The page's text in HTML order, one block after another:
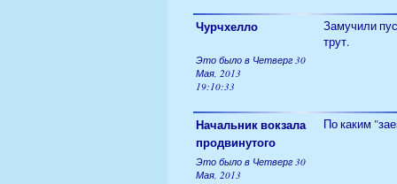
Чурчхелло
Замучили
трут.
Это было в Четверг 30
Мая, 2013
19:10:33
Начальник вокзала
продвинутого
По каким
Это было в Четверг 30
Мая, 2013